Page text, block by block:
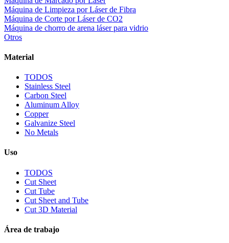
Máquina de Limpieza por Láser de Fibra
Máquina de Corte por Láser de CO2
Máquina de chorro de arena láser para vidrio
Otros
Material
TODOS
Stainless Steel
Carbon Steel
Aluminum Alloy
Copper
Galvanize Steel
No Metals
Uso
TODOS
Cut Sheet
Cut Tube
Cut Sheet and Tube
Cut 3D Material
Área de trabajo